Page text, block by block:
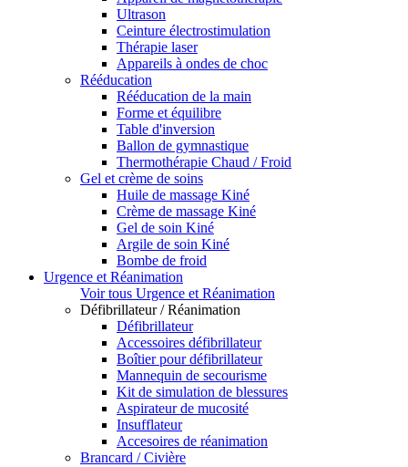
Ultrason
Ceinture électrostimulation
Thérapie laser
Appareils à ondes de choc
Rééducation
Rééducation de la main
Forme et équilibre
Table d'inversion
Ballon de gymnastique
Thermothérapie Chaud / Froid
Gel et crème de soins
Huile de massage Kiné
Crème de massage Kiné
Gel de soin Kiné
Argile de soin Kiné
Bombe de froid
Urgence et Réanimation
Voir tous Urgence et Réanimation
Défibrillateur / Réanimation
Défibrillateur
Accessoires défibrillateur
Boîtier pour défibrillateur
Mannequin de secourisme
Kit de simulation de blessures
Aspirateur de mucosité
Insufflateur
Accesoires de réanimation
Brancard / Civière